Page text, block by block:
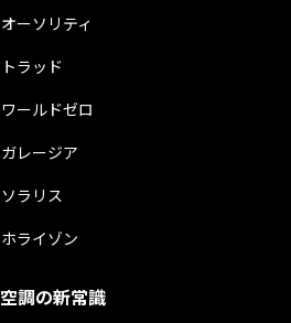
オーソリティ
トラッド
ワールドゼロ
ガレージア
ソラリス
ホライゾン
空調の新常識